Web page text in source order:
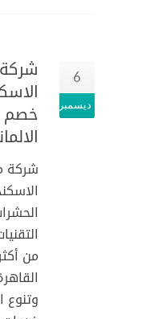
6
ديسمبر
شركة
من
وتنوع